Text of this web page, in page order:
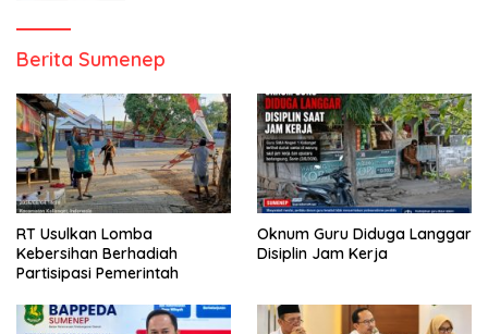
Berita Sumenep
RT Usulkan Lomba
Kebersihan Berhadiah
Partisipasi Pemerintah
Oknum Guru Diduga Langgar
Disiplin Jam Kerja